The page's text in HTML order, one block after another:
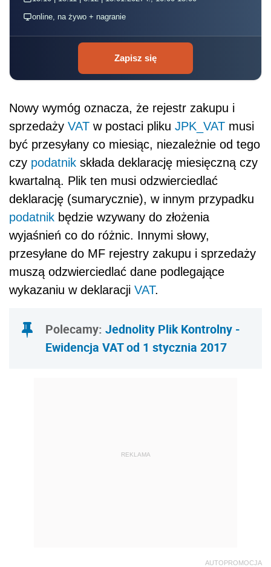
online, na żywo + nagranie
Zapisz się
Nowy wymóg oznacza, że rejestr zakupu i
sprzedaży VAT w postaci pliku JPK_VAT musi
być przesyłany co miesiąc, niezależnie od tego
czy podatnik składa deklarację miesięczną czy
kwartalną. Plik ten musi odzwierciedlać
deklarację (sumarycznie), w innym przypadku
podatnik będzie wzywany do złożenia
wyjaśnień co do różnic. Innymi słowy,
przesyłane do MF rejestry zakupu i sprzedaży
muszą odzwierciedlać dane podlegające
wykazaniu w deklaracji VAT.
Polecamy: Jednolity Plik Kontrolny -
Ewidencja VAT od 1 stycznia 2017
REKLAMA
AUTOPROMOCJA